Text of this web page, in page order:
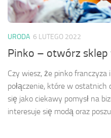
URODA 6 LUTEGO 2022
Pinko – otwórz sklep
Czy wiesz, że pinko franczyza
połączenie, które w ostatnich
się jako ciekawy pomysł na
interesuje się modą oraz